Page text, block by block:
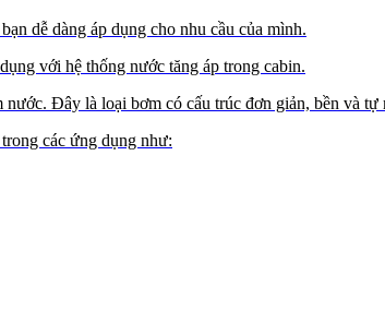
dễ dàng áp dụng cho nhu cầu của mình.
với hệ thống nước tăng áp trong cabin.
Đây là loại bơm có cấu trúc đơn giản, bền và
các ứng dụng như: